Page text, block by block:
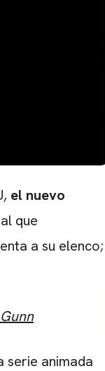
el nuevo
que
a su elenco;
serie animada